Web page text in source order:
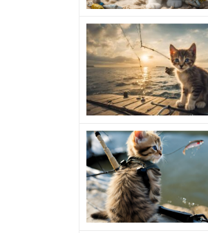
釣
り
を
し
て
い
る